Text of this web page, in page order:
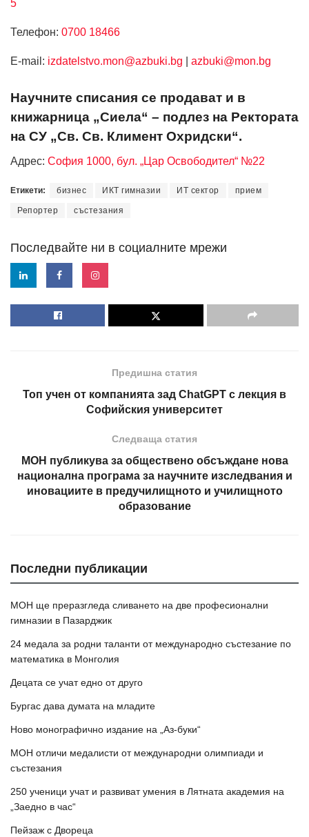
5
Телефон: 0700 18466
Е-mail: izdatelstvo.mon@azbuki.bg azbuki@mon.bg
Научните списания се продават и в
книжарница „Сиела“ – подлез на Ректората
на СУ „Св. Св. Климент Охридски“.
Адрес: София 1000, бул. „Цар Освободител“ №22
Етикети: бизнес ИКТ гимназии ИТ сектор прием
Репортер състезания
Последвайте ни в социалните мрежи
Предишна статия
Топ учен от компанията зад ChatGPT с лекция в
Софийския университет
Следваща статия
МОН публикува за обществено обсъждане нова
национална програма за научните изследвания и
иновациите в предучилищното и училищното
образование
Последни публикации
МОН ще преразгледа сливането на две професионални
гимназии в Пазарджик
24 медала за родни таланти от международно състезание по
математика в Монголия
Децата се учат едно от друго
Бургас дава думата на младите
Ново монографично издание на „Аз-буки“
МОН отличи медалисти от международни олимпиади и
състезания
250 ученици учат и развиват умения в Лятната академия на
„Заедно в час“
Пейзаж с Двореца